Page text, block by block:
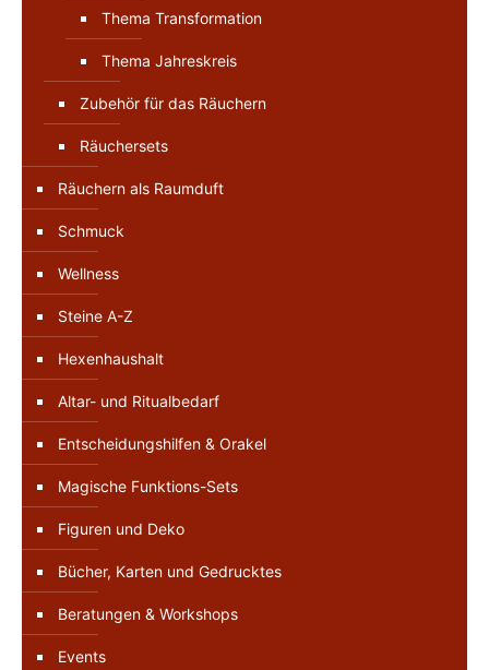
Thema Transformation
Thema Jahreskreis
Zubehör für das Räuchern
Räuchersets
Räuchern als Raumduft
Schmuck
Wellness
Steine A-Z
Hexenhaushalt
Altar- und Ritualbedarf
Entscheidungshilfen & Orakel
Magische Funktions-Sets
Figuren und Deko
Bücher, Karten und Gedrucktes
Beratungen & Workshops
Events